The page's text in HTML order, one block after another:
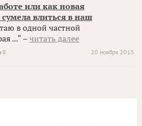
или как новая
влиться в наш
в одной частной
...“ – читать далее
20 ноября 2015
8